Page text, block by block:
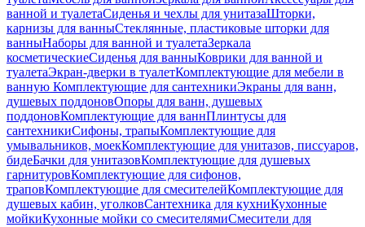
ванной и туалетаСиденья и чехлы для унитазаШторки,
карнизы для ванныСтеклянные, пластиковые шторки для
ванныНаборы для ванной и туалетаЗеркала
косметическиеСиденья для ванныКоврики для ванной и
туалетаЭкран-дверки в туалетКомплектующие для мебели в
ванную Комплектующие для сантехникиЭкраны для ванн,
душевых поддоновОпоры для ванн, душевых
поддоновКомплектующие для ваннПлинтусы для
сантехникиСифоны, трапыКомплектующие для
умывальников, моекКомплектующие для унитазов, писсуаров,
бидеБачки для унитазовКомплектующие для душевых
гарнитуровКомплектующие для сифонов,
траповКомплектующие для смесителейКомплектующие для
душевых кабин, уголковСантехника для кухниКухонные
мойкиКухонные мойки со смесителямиСмесители для